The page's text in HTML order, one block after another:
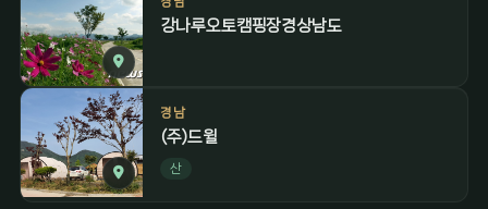
강나루오토캠핑장경상남도
경남
(주)드윌
산